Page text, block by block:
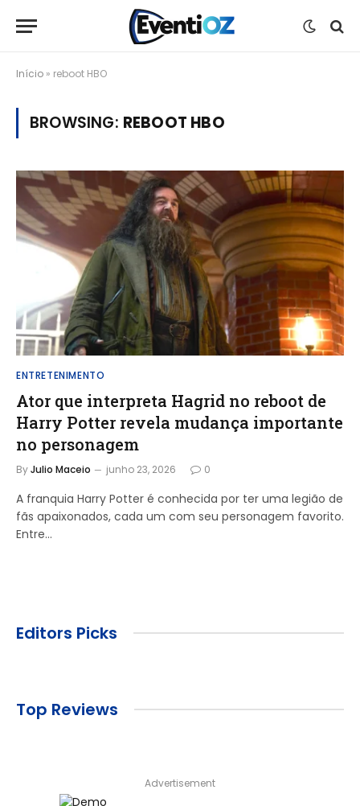
Início » reboot HBO
BROWSING: REBOOT HBO
ENTRETENIMENTO
Ator que interpreta Hagrid no reboot de
Harry Potter revela mudança importante
no personagem
ByJulio Maceio junho 23, 2026 0
A franquia Harry Potter é conhecida por ter uma legião de
fãs apaixonados, cada um com seu personagem favorito.
Entre…
Editors Picks
Top Reviews
Advertisement